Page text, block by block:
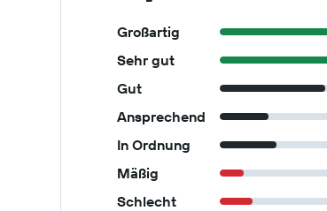
Großartig
Sehr gut
Gut
Ansprechend
In Ordnung
Mäßig
Schlecht